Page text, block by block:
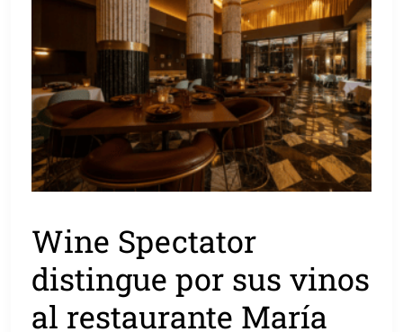
Wine Spectator
distingue por sus vinos
al restaurante María